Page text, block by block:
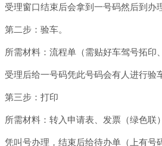
受理窗口结束后会拿到一号码然后到办
第二步：验车。
所需材料：流程单（需贴好车驾号拓
受理后给一号码凭此号码会有人进行验
第三步：打印
所需材料：转入申请表、发票（绿色
凭叫号办理，结束后给待办单（上有号